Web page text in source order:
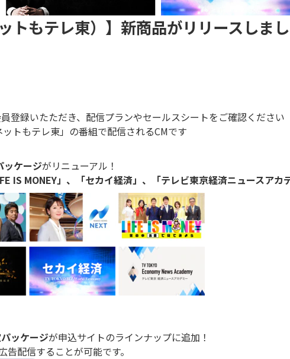
トもテレ東）】新商品がリリースしまし
登録いたただき、配信プランやセールスシートをご確認ください
トもテレ東」の番組で配信されるCMです
ッケージがリニューアル！
IS MONEY」、 「セカイ経済」、 「テレビ東京経済ニュースアカ
ッケージが申込サイトのラインナップに追加！
配信することが可能です。